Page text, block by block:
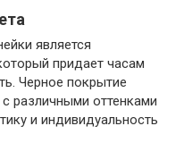
является
придает часам
Черное покрытие
различными оттенками
и индивидуальность